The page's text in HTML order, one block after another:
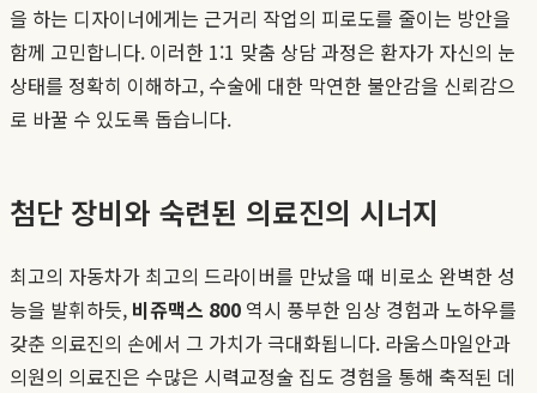
을 하는 디자이너에게는 근거리 작업의 피로도를 줄이는 방안을
함께 고민합니다. 이러한 1:1 맞춤 상담 과정은 환자가 자신의 눈
상태를 정확히 이해하고, 수술에 대한 막연한 불안감을 신뢰감으
로 바꿀 수 있도록 돕습니다.
첨단 장비와 숙련된 의료진의 시너지
최고의 자동차가 최고의 드라이버를 만났을 때 비로소 완벽한 성
능을 발휘하듯, 비쥬맥스 800 역시 풍부한 임상 경험과 노하우를
갖춘 의료진의 손에서 그 가치가 극대화됩니다. 라움스마일안과
의원의 의료진은 수많은 시력교정술 집도 경험을 통해 축적된 데